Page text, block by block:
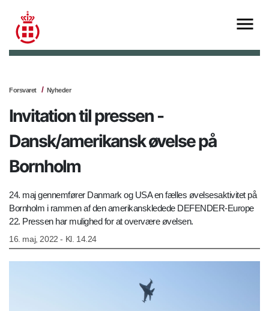
Forsvaret Nyheder
Invitation til pressen -
Dansk/amerikansk øvelse på
Bornholm
24. maj gennemfører Danmark og USA en fælles øvelsesaktivitet på
Bornholm i rammen af den amerikanskledede DEFENDER-Europe
22. Pressen har mulighed for at overvære øvelsen.
16. maj, 2022 - Kl. 14.24